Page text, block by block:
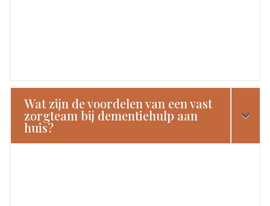
Wat zijn de voordelen van een vast
zorgteam bij dementiehulp aan
huis?